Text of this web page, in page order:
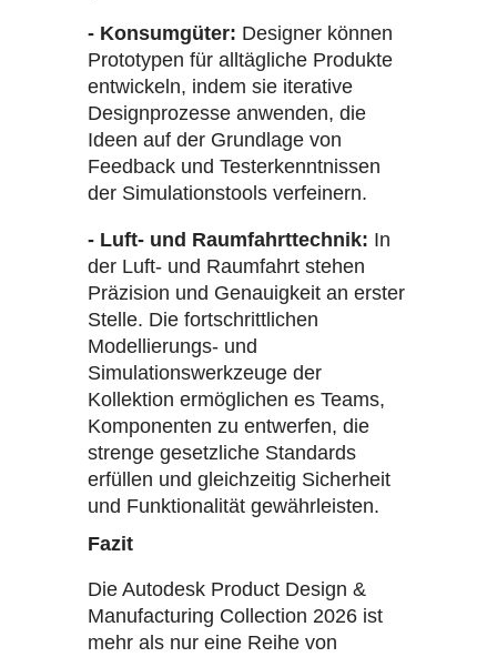
- Konsumgüter: Designer können
Prototypen für alltägliche Produkte
entwickeln, indem sie iterative
Designprozesse anwenden, die
Ideen auf der Grundlage von
Feedback und Testerkenntnissen
der Simulationstools verfeinern.
- Luft- und Raumfahrttechnik: In
der Luft- und Raumfahrt stehen
Präzision und Genauigkeit an erster
Stelle. Die fortschrittlichen
Modellierungs- und
Simulationswerkzeuge der
Kollektion ermöglichen es Teams,
Komponenten zu entwerfen, die
strenge gesetzliche Standards
erfüllen und gleichzeitig Sicherheit
und Funktionalität gewährleisten.
Fazit
Die Autodesk Product Design &
Manufacturing Collection 2026 ist
mehr als nur eine Reihe von